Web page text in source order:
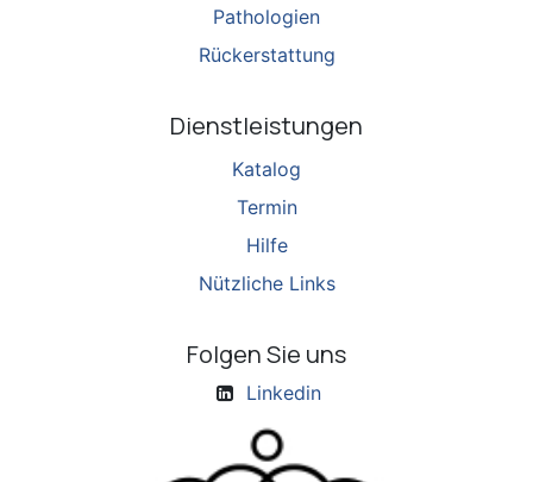
Pathologien
Rückerstattung
Dienstleistungen
Katalog
Termin
Hilfe
Nützliche Links
Folgen Sie uns
Linkedin